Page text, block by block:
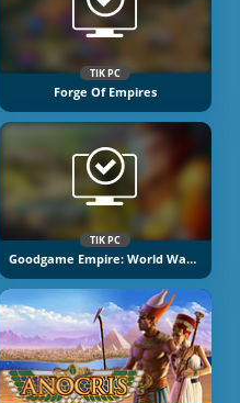
TIK PC
Forge Of Empires
TIK PC
Goodgame Empire: World War 3